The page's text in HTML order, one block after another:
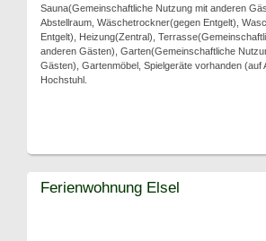
Sauna(Gemeinschaftliche Nutzung mit anderen
Abstellraum, Wäschetrockner(gegen Entgelt),
Entgelt), Heizung(Zentral),
anderen Gästen), Garten(Gemeinschaftliche
Gästen), Gartenmöbel, Spielgeräte vorhanden (auf
Hochstuhl.
Ferienwohnung Elsel